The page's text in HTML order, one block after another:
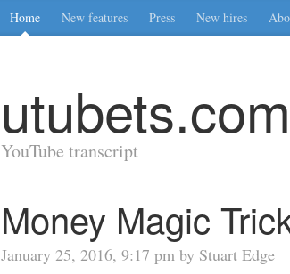
Home New features Press New hires
utubets.com
YouTube transcript
Money Magic
January 25, 2016, 9:17 pm by Stuart Edge